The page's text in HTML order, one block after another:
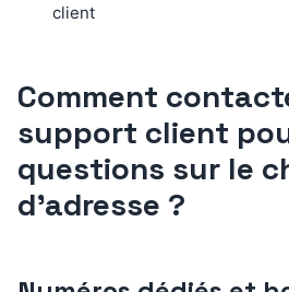
client
Comment
support client
questions sur le
d’adresse ?